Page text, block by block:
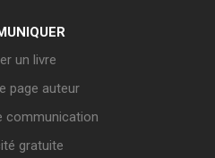
un livre
page auteur
communication
gratuite